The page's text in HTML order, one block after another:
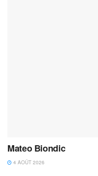
Mateo Biondic
4 AOÛT 2026